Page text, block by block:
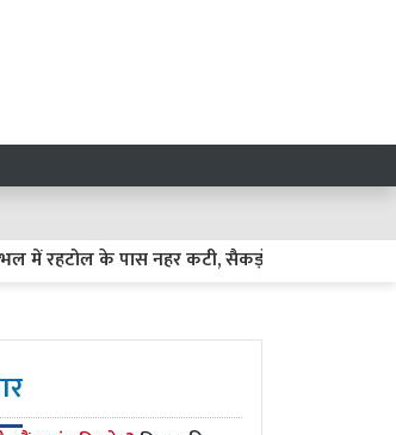
के पास नहर कटी, सैकड़ों बीघा फसल जलमग्न,